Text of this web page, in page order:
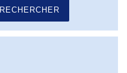
RECHERCHER